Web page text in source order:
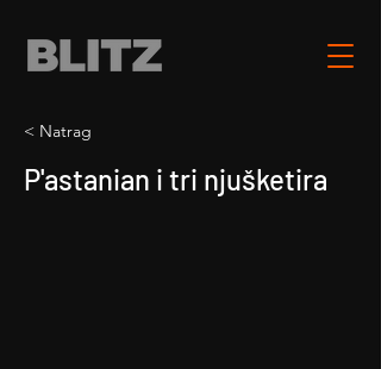
< Natrag
P'astanian i tri njušketira